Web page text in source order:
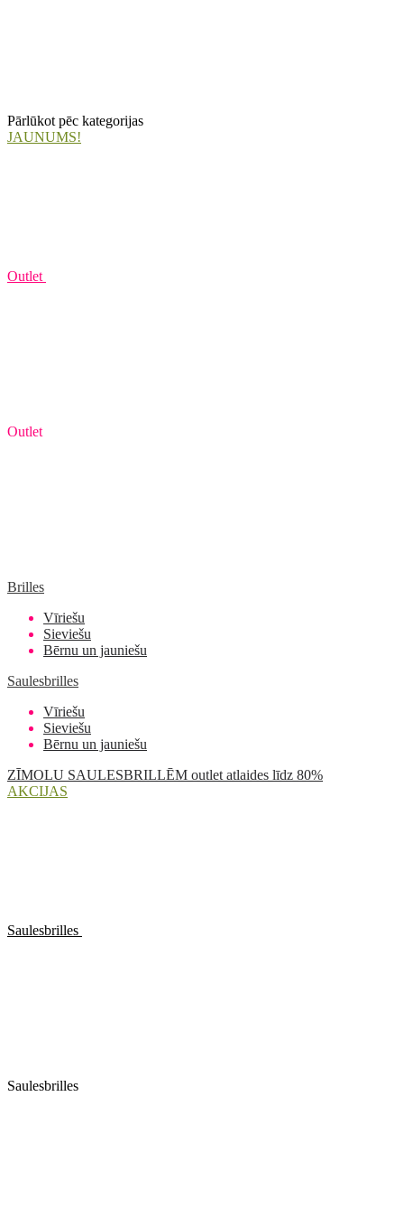
Pārlūkot pēc kategorijas
JAUNUMS!
Outlet
Outlet
Brilles
Vīriešu
Sieviešu
Bērnu un jauniešu
Saulesbrilles
Vīriešu
Sieviešu
Bērnu un jauniešu
ZĪMOLU SAULESBRILLĒM outlet atlaides līdz 80%
AKCIJAS
Saulesbrilles
Saulesbrilles